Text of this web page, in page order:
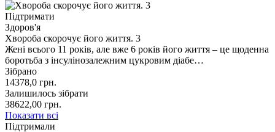
Підтримати
Здоров'я
Хвороба скорочує його життя. 3
Жені всього 11 років, але вже 6 років його життя – це щоденна
боротьба з інсулінозалежним цукровим діабе…
Зібрано
14378,0 грн.
Залишилось зібрати
38622,00 грн.
Показати всі
Підтримали